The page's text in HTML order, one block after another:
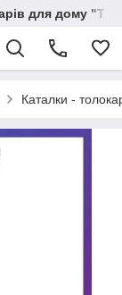
для дому
Каталки -